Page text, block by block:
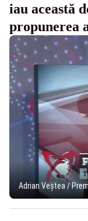
iau această
propunerea
Adrian Veștea /